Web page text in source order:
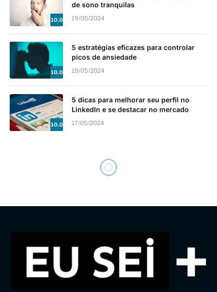
10.0
de sono tranquilas
19/05/2024
10.0
5 estratégias eficazes para controlar
picos de ansiedade
19/05/2024
10.0
5 dicas para melhorar seu perfil no
LinkedIn e se destacar no mercado
17/05/2024